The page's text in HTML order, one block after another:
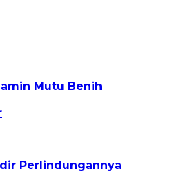
Mutu Benih
Perlindungannya